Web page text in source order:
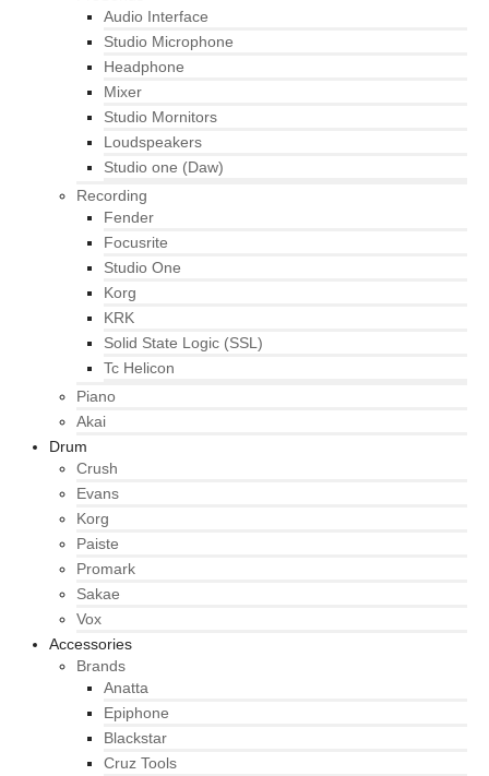
Audio Interface
Studio Microphone
Headphone
Mixer
Studio Mornitors
Loudspeakers
Studio one (Daw)
Recording
Fender
Focusrite
Studio One
Korg
KRK
Solid State Logic (SSL)
Tc Helicon
Piano
Akai
Drum
Crush
Evans
Korg
Paiste
Promark
Sakae
Vox
Accessories
Brands
Anatta
Epiphone
Blackstar
Cruz Tools